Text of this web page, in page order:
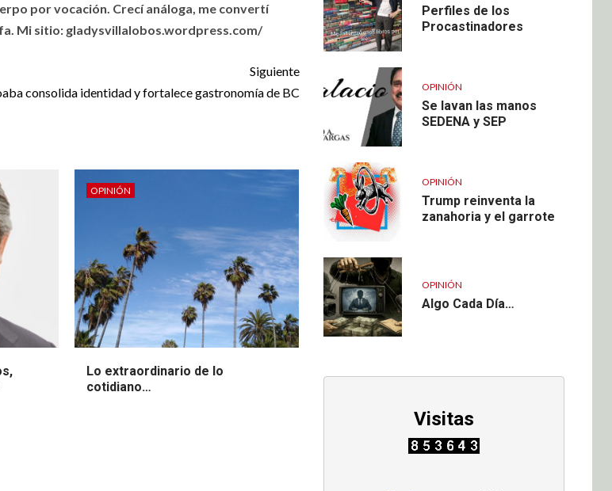
por vocación. Crecí análoga, me convertí
Mi sitio: gladysvillalobos.wordpress.com/
Siguiente
consolida identidad y fortalece gastronomía de BC
OPINIÓN
Lo extraordinario de lo
cotidiano…
Perfiles de los
Procastinadores
OPINIÓN
Se lavan las manos
SEDENA y SEP
OPINIÓN
Trump reinventa la
zanahoria y el garrote
OPINIÓN
Algo Cada Día…
Visitas